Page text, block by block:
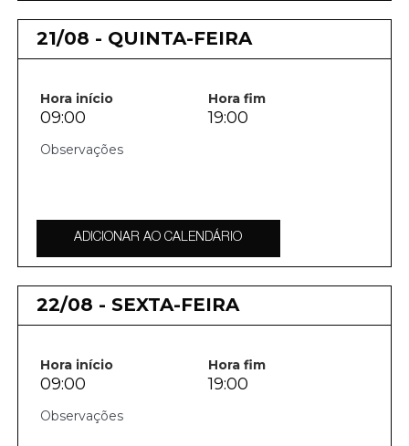
21/08 - QUINTA-FEIRA
Hora início Hora fim
09:00 19:00
ADICIONAR AO CALENDÁRIO
22/08 - SEXTA-FEIRA
Hora início Hora fim
09:00 19:00